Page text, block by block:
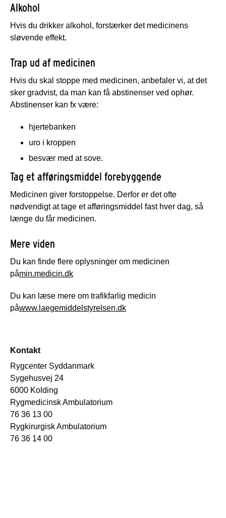
Alkohol
Hvis du drikker alkohol, forstærker det medicinens
sløvende effekt.
Trap ud af medicinen
Hvis du skal stoppe med medicinen, anbefaler vi, at det
sker gradvist, da man kan få abstinenser ved ophør.
Abstinenser kan fx være:
hjertebanken
uro i kroppen
besvær med at sove.
Tag et afføringsmiddel forebyggende
Medicinen giver forstoppelse. Derfor er det ofte
nødvendigt at tage et afføringsmiddel fast hver dag, så
længe du får medicinen.
Mere viden
Du kan finde flere oplysninger om medicinen
påmin.medicin.dk
Du kan læse mere om trafikfarlig medicin
påwww.laegemiddelstyrelsen.dk
Kontakt
Rygcenter Syddanmark
Sygehusvej 24
6000 Kolding
Rygmedicinsk Ambulatorium
76 36 13 00
Rygkirurgisk Ambulatorium
76 36 14 00